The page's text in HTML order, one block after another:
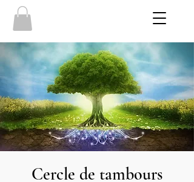
Cercle de tambours